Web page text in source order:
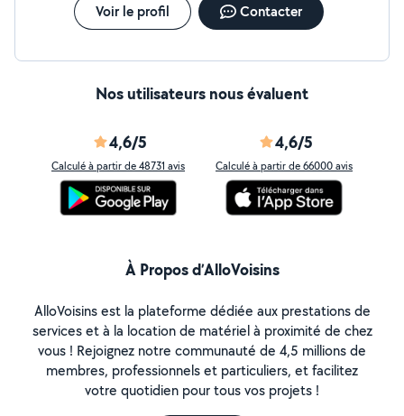
Voir le profil Contacter
Nos utilisateurs nous évaluent
4,6/5
Calculé à partir de 48731 avis
4,6/5
Calculé à partir de 66000 avis
À Propos d’AlloVoisins
AlloVoisins est la plateforme dédiée aux prestations de
services et à la location de matériel à proximité de chez
vous ! Rejoignez notre communauté de 4,5 millions de
membres, professionnels et particuliers, et facilitez
votre quotidien pour tous vos projets !